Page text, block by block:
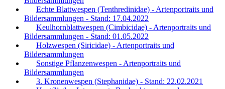
Echte Blattwespen (Tenthredinidae) - Artenportraits und
Bildersammlungen - Stand: 17.04.2022
Keulhornblattwespen (Cimbicidae) - Artenportraits und
Bildersammlungen - Stand: 01.05.2022
Holzwespen (Siricidae) - Artenportraits und
Bildersammlungen
Sonstige Pflanzenwespen - Artenportraits und
Bildersammlungen
3. Kronenwespen (Stephanidae) - Stand: 22.02.2021